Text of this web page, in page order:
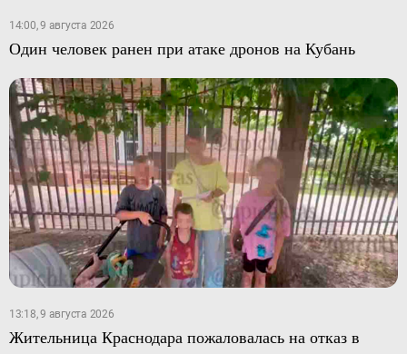
14:00, 9 августа 2026
Один человек ранен при атаке дронов на Кубань
13:18, 9 августа 2026
Жительница Краснодара пожаловалась на отказ в